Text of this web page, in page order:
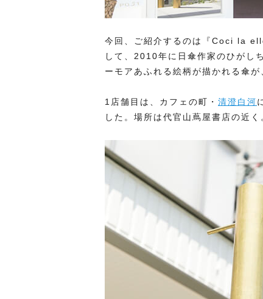
今回、ご紹介するのは『Coci la
して、2010年に日傘作家のひがし
ーモアあふれる絵柄が描かれる傘
1店舗目は、カフェの町・ 清澄白河
した。場所は代官山蔦屋書店の近く